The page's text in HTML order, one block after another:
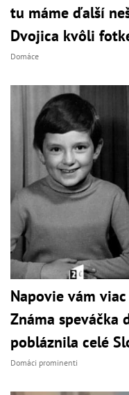
tu máme ďalší
Dvojica kvôli
Domáce
Napovie vám
Známa speváčka
pobláznila celé
Domáci prominenti